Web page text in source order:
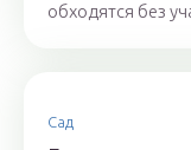
обходятся без
Сад